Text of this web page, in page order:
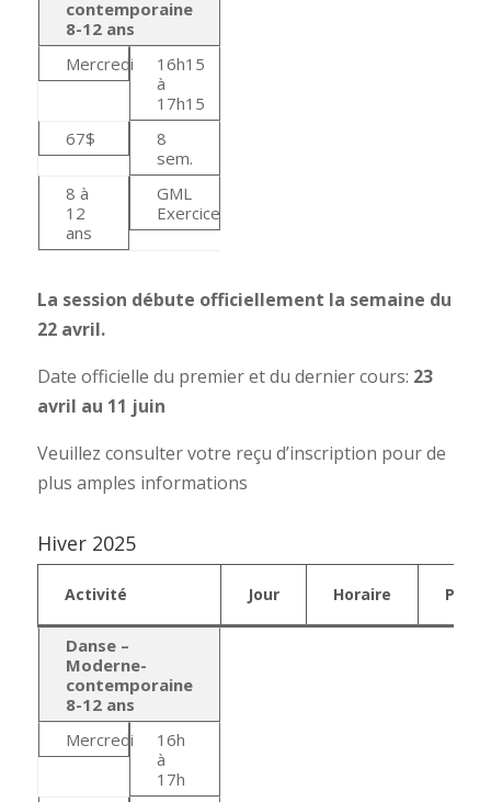
contemporaine
8-12 ans
Mercredi
16h15
à
17h15
67$
8
sem.
8 à
12
ans
GML
Exercice
La session débute officiellement la semaine du
22 avril.
Date officielle du premier et du dernier cours: 23
avril au 11 juin
Veuillez consulter votre reçu d’inscription pour de
plus amples informations
Hiver 2025
Activité Jour Horaire Prix
Danse –
Moderne-
contemporaine
8-12 ans
Mercredi
16h
à
17h